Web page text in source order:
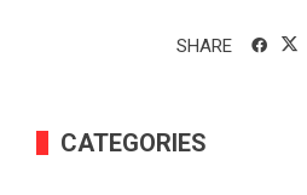
SHARE
CATEGORIES